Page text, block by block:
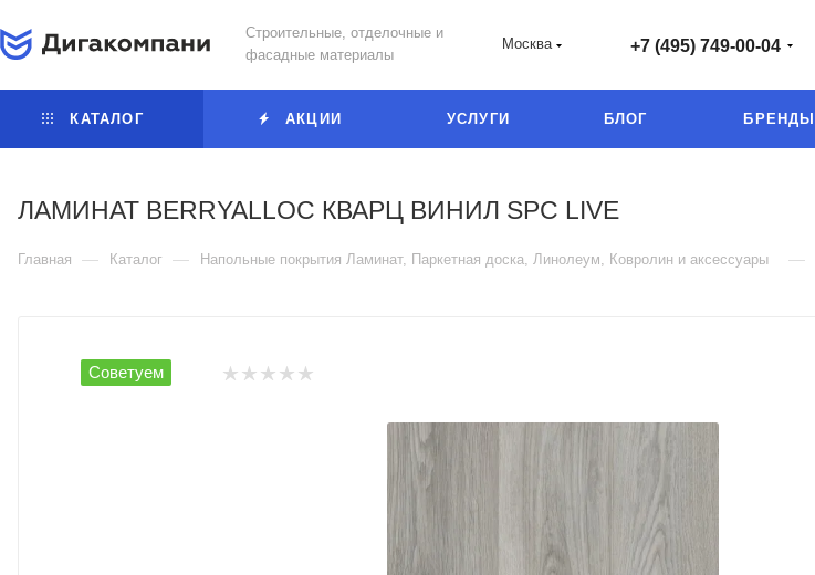
Строительные, отделочные и
фасадные материалы
Москва +7 (495) 749-00-04
КАТАЛОГ АКЦИИ УСЛУГИ БЛОГ БРЕНДЫ
ЛАМИНАТ BERRYALLOC КВАРЦ ВИНИЛ SPC LIVE
Главная — Каталог — Напольные покрытия Ламинат, Паркетная доска, Линолеум, Ковролин и аксессуары —
Советуем